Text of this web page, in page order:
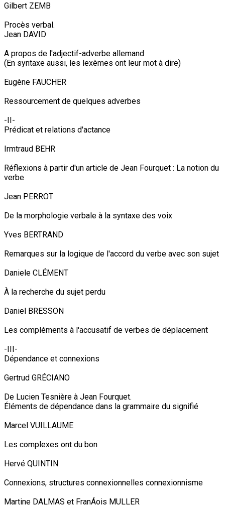
Gilbert ZEMB
Procès verbal.
Jean DAVID
A propos de l'adjectif-adverbe allemand
(En syntaxe aussi, les lexèmes ont leur mot à dire)
Eugène FAUCHER
Ressourcement de quelques adverbes
-II-
Prédicat et relations d'actance
Irmtraud BEHR
Réflexions à partir d'un article de Jean Fourquet : La notion du
verbe
Jean PERROT
De la morphologie verbale à la syntaxe des voix
Yves BERTRAND
Remarques sur la logique de l'accord du verbe avec son sujet
Daniele CLÉMENT
À la recherche du sujet perdu
Daniel BRESSON
Les compléments à l'accusatif de verbes de déplacement
-III-
Dépendance et connexions
Gertrud GRÉCIANO
De Lucien Tesnière à Jean Fourquet.
Éléments de dépendance dans la grammaire du signifié
Marcel VUILLAUME
Les complexes ont du bon
Hervé QUINTIN
Connexions, structures connexionnelles connexionnisme
Martine DALMAS et FranÁois MULLER